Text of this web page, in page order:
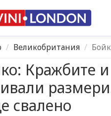
Великобритания
Кражбите
свалено